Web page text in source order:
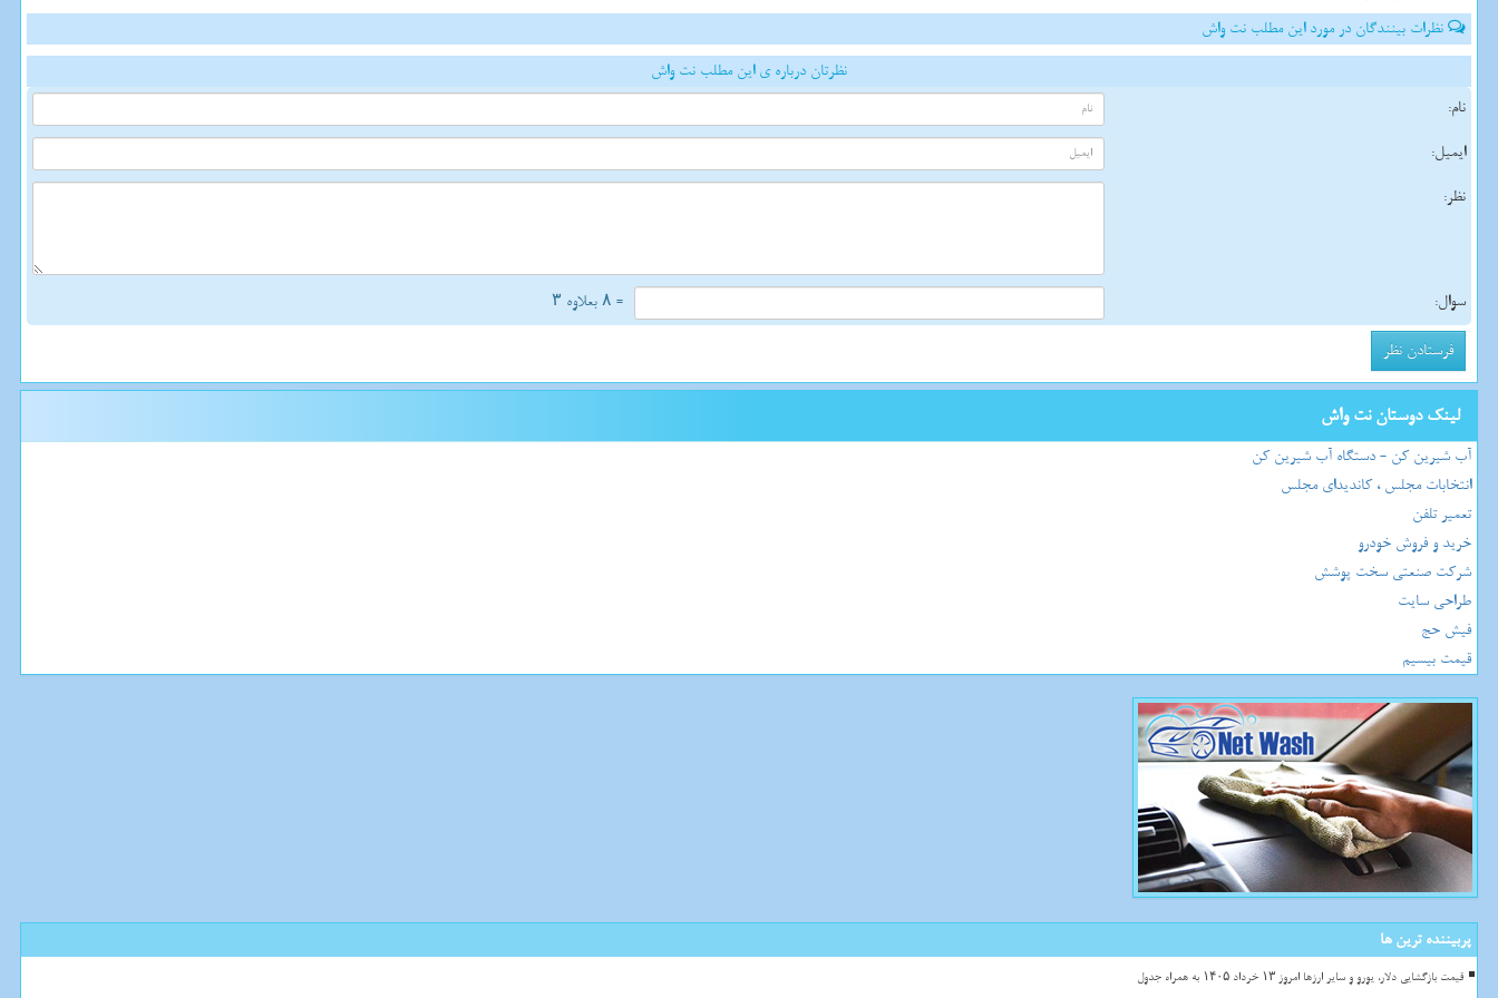
نظرات بینندگان در مورد این مطلب نت واش
نظرتان درباره ی این مطلب نت واش
نام:
ایمیل:
نظر:
سوال: = ۸ بعلاوه ۳
لینک دوستان نت واش
آب شیرین کن - دستگاه آب شیرین کن
انتخابات مجلس ، کاندیدای مجلس
تعمیر تلفن
خرید و فروش خودرو
شرکت صنعتی سخت پوشش
طراحی سایت
فیش حج
قیمت بیسیم
پربیننده ترین ها
قیمت بازگشایی دلار، یورو و سایر ارزها امروز ۱۳ خرداد ۱۴۰۵ به همراه جدول